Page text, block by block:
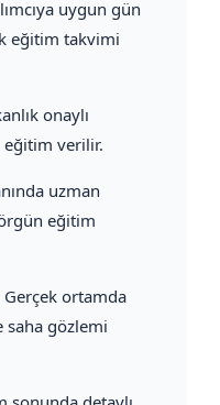
uygun gün
eğitim takvimi
onaylı
verilir.
uzman
eğitim
Gerçek ortamda
saha gözlemi